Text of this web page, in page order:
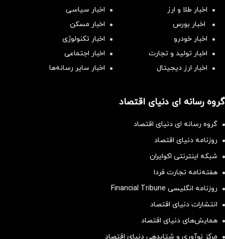
اخبار طلا و ارز
اخبار سیاسی
اخبار بورس
اخبار مسکن
اخبار خودرو
اخبار تکنولوژی
اخبار تولید و تجارت
اخبار اجتماعی
اخبار ارز دیجیتال
اخبار سایر رسانه‌‌ها
گروه رسانه ای دنیای اقتصاد
گروه رسانه ای دنیای اقتصاد
روزنامه دنیای اقتصاد
شبکه اینترنتی اکوایران
هفته‌نامه تجارت فردا
روزنامه انگلیسی Financial Tribune
انتشارات دنیای اقتصاد
همایش‌های دنیای اقتصاد
مرکز نوآوری و شتابدهی دنیای اقتصاد